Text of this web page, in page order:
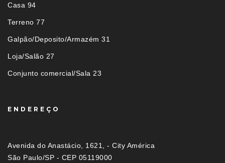
Casa 94
Terreno 77
Galpão/Deposito/Armazém 31
Loja/Salão 27
Conjunto comercial/Sala 23
ENDEREÇO
Avenida do Anastácio, 1621, - City América
São Paulo/SP - CEP 05119000